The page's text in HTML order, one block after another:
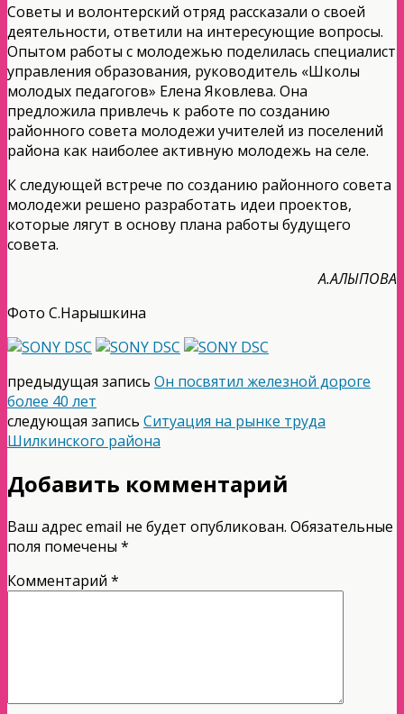
Советы и волонтерский отряд рассказали о своей
деятельности, ответили на интересующие вопросы.
Опытом работы с молодежью поделилась специалист
управления образования, руководитель «Школы
молодых педагогов» Елена Яковлева. Она
предложила привлечь к работе по созданию
районного совета молодежи учителей из поселений
района как наиболее активную молодежь на селе.
К следующей встрече по созданию районного совета
молодежи решено разработать идеи проектов,
которые лягут в основу плана работы будущего
совета.
А.АЛЫПОВА
Фото С.Нарышкина
предыдущая запись Он посвятил железной дороге
более 40 лет
следующая запись Ситуация на рынке труда
Шилкинского района
Добавить комментарий
Ваш адрес email не будет опубликован. Обязательные
поля помечены *
Комментарий *